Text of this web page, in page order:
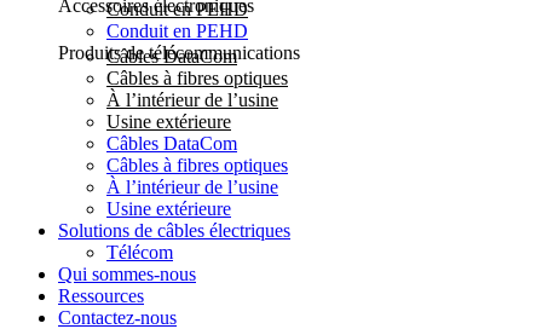
Accessoires électroniques
Conduit en PEHD
Conduit en PEHD
Produits de télécommunications
Câbles DataCom
Câbles à fibres optiques
À l’intérieur de l’usine
Usine extérieure
Câbles DataCom
Câbles à fibres optiques
À l’intérieur de l’usine
Usine extérieure
Solutions de câbles électriques
Télécom
Qui sommes-nous
Ressources
Contactez-nous